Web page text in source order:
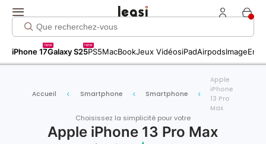
iPhone 17
new
Galaxy S25
new
PS5MacBookJeux VidéosiPadAirpodsImage
Accueil Smartphone Smartphone
Apple
iPhone
13 Pro
Max
Choisissez la simplicité pour votre
Apple iPhone 13 Pro Max